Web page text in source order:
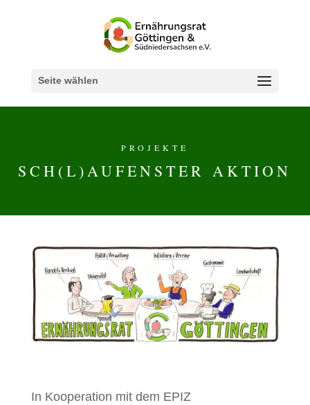
Seite wählen
PROJEKTE
SCH(L)AUFENSTER AKTION
In Kooperation mit dem EPIZ